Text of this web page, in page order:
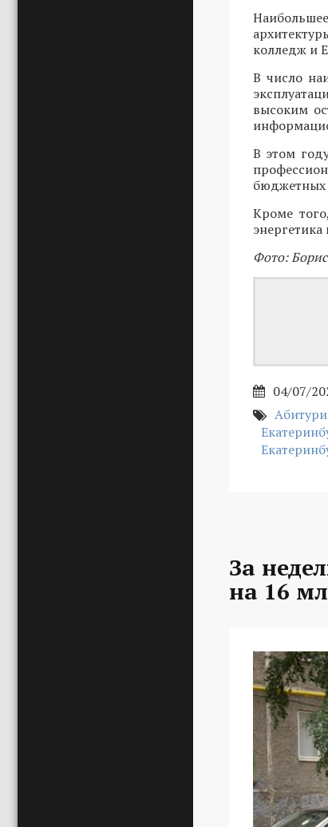
колледж и
В число
высоким
В этом
бюджетных
Кроме
Фото:
04/07/
За
на 16